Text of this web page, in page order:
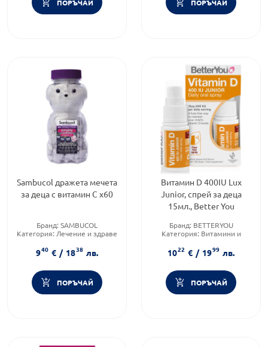
ПОРЪЧАЙ ПОРЪЧАЙ
Sambucol дражета мечета
за деца с витамин C x60
Бранд: SAMBUCOL
Категория: Лечение и здраве
940 € / 1838 лв.
ПОРЪЧАЙ
Витамин D 400IU Lux
Junior, спрей за деца
15мл., Better You
Бранд: BETTERYOU
Категория: Витамини и
1022 € / 1999 лв.
ПОРЪЧАЙ